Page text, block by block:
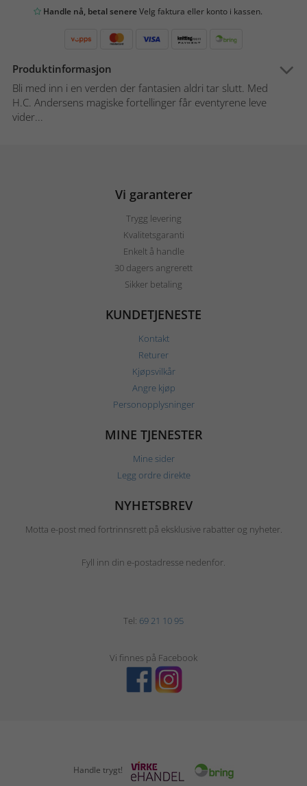
Handle nå, betal senereVelg faktura eller konto i kassen.
Produktinformasjon
Bli med inn i en verden der fantasien aldri tar slutt. Med
H.C. Andersens magiske fortellinger får eventyrene leve
vider...
Vi garanterer
Trygg levering
Kvalitetsgaranti
Enkelt å handle
30 dagers angrerett
Sikker betaling
KUNDETJENESTE
Kontakt
Returer
Kjøpsvilkår
Angre kjøp
Personopplysninger
MINE TJENESTER
Mine sider
Legg ordre direkte
NYHETSBREV
Motta e-post med fortrinnsrett på eksklusive rabatter og nyheter.
Fyll inn din e-postadresse nedenfor.
Tel: 69 21 10 95
Vi finnes på Facebook
Handle trygt!